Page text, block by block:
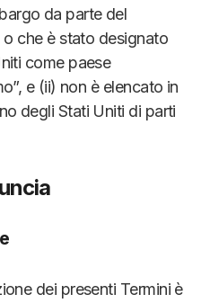
da parte del
che è stato designato
come paese
e (ii) non è elencato in
degli Stati Uniti di parti
dei presenti Termini è